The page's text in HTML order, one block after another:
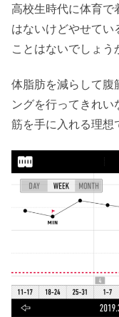
高校生時代に体育で
はないけどやせてい
ことはないでしょう
体脂肪を減らして腹
ングを行ってきれ
筋を手に入れる理想